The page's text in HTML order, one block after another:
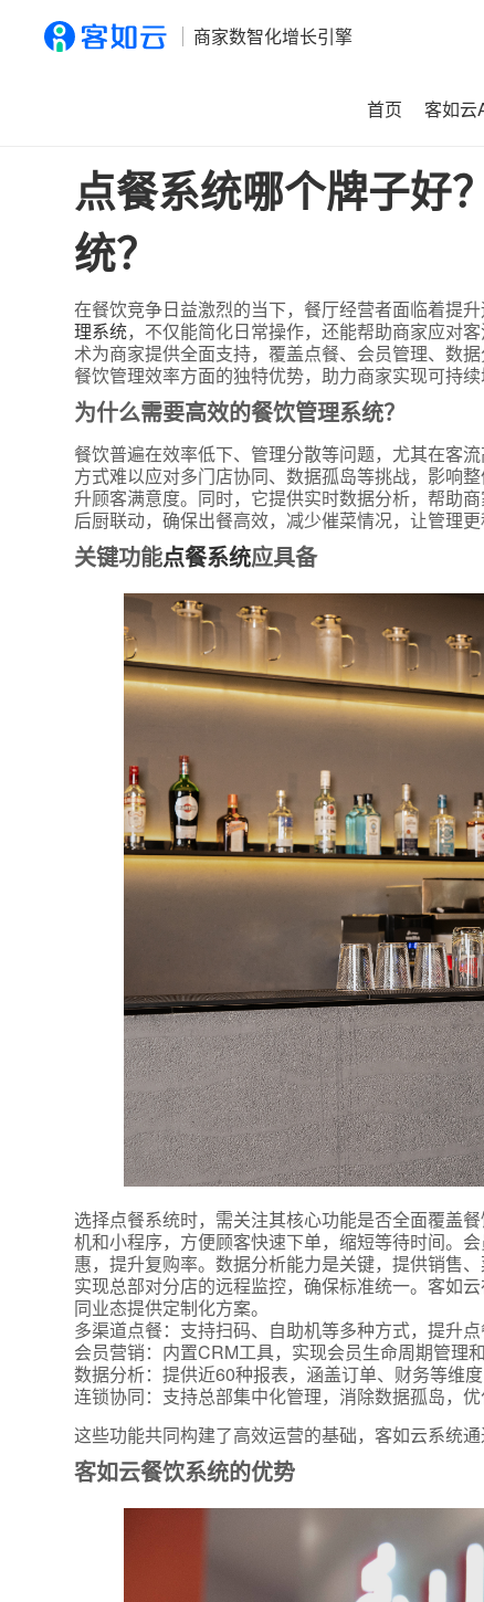
商家数智化增长引擎
首页 客如云
点餐系统哪个牌子好
统？
在餐饮竞争日益激烈的当下，餐厅经营者面临着提
理系统，不仅能简化日常操作，还能帮助商家应对
术为商家提供全面支持，覆盖点餐、会员管理、数
餐饮管理效率方面的独特优势，助力商家实现可持续
为什么需要高效的餐饮管理系统？
餐饮普遍在效率低下、管理分散等问题，尤其在客
方式难以应对多门店协同、数据孤岛等挑战，影响
升顾客满意度。同时，它提供实时数据分析，帮助
后厨联动，确保出餐高效，减少催菜情况，让管理更
关键功能点餐系统应具备
选择点餐系统时，需关注其核心功能是否全面覆盖
机和小程序，方便顾客快速下单，缩短等待时间。
惠，提升复购率。数据分析能力是关键，提供销售
实现总部对分店的远程监控，确保标准统一。客如
同业态提供定制化方案。
多渠道点餐：支持扫码、自助机等多种方式，提升点
会员营销：内置CRM工具，实现会员生命周期管理和
数据分析：提供近60种报表，涵盖订单、财务等维度
连锁协同：支持总部集中化管理，消除数据孤岛，优
这些功能共同构建了高效运营的基础，客如云系统
客如云餐饮系统的优势